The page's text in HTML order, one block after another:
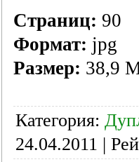
Страниц: 90
Формат: jpg
Размер: 38,9
Категория:
24.04.2011 |